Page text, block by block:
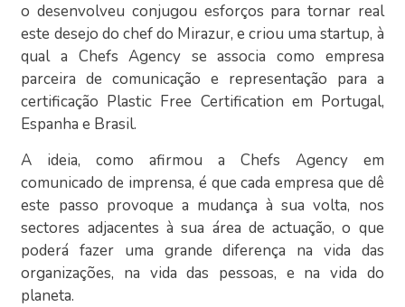
o desenvolveu conjugou esforços para tornar real
este desejo do chef do Mirazur, e criou uma startup, à
qual a Chefs Agency se associa como empresa
parceira de comunicação e representação para a
certificação Plastic Free Certification em Portugal,
Espanha e Brasil.
A ideia, como afirmou a Chefs Agency em
comunicado de imprensa, é que cada empresa que dê
este passo provoque a mudança à sua volta, nos
sectores adjacentes à sua área de actuação, o que
poderá fazer uma grande diferença na vida das
organizações, na vida das pessoas, e na vida do
planeta.